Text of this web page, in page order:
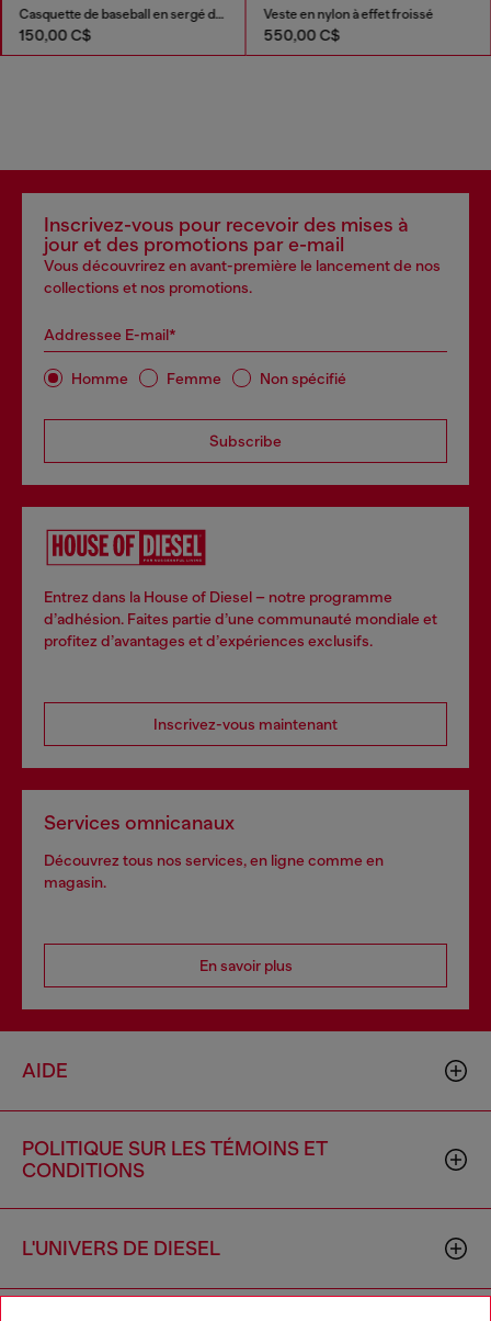
Casquette de baseball en sergé de coton délavé
150,00 C$
Veste en nylon à effet froissé
550,00 C$
Inscrivez-vous pour recevoir des mises à
jour et des promotions par e-mail
Vous découvrirez en avant-première le lancement de nos
collections et nos promotions.
Addressee E-mail*
Homme Femme Non spécifié
Subscribe
Entrez dans la House of Diesel – notre programme
d’adhésion. Faites partie d’une communauté mondiale et
profitez d’avantages et d’expériences exclusifs.
Inscrivez-vous maintenant
Services omnicanaux
Découvrez tous nos services, en ligne comme en
magasin.
En savoir plus
AIDE
POLITIQUE SUR LES TÉMOINS ET
CONDITIONS
L'UNIVERS DE DIESEL